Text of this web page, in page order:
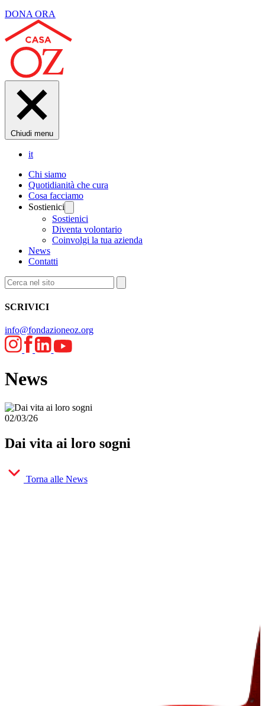
DONA ORA
Chiudi menu
it
Chi siamo
Quotidianità che cura
Cosa facciamo
Sostienici
Sostienici
Diventa volontario
Coinvolgi la tua azienda
News
Contatti
SCRIVICI
info@fondazioneoz.org
News
02/03/26
Dai vita ai loro sogni
Torna alle News